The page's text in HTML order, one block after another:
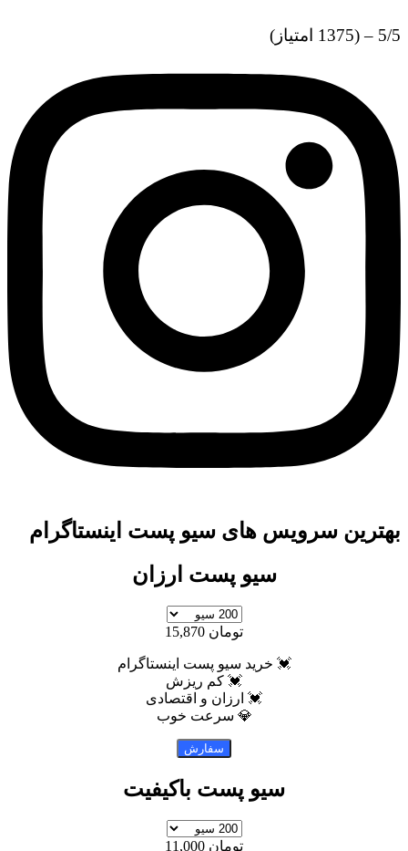
سرویس های سیو پست اینستاگرام
سیو پست ارزان
💓 خرید سیو پست اینستاگرام
💓 کم ریزش
💓 ارزان و اقتصادی
💎 سرعت خوب
سیو پست باکیفیت